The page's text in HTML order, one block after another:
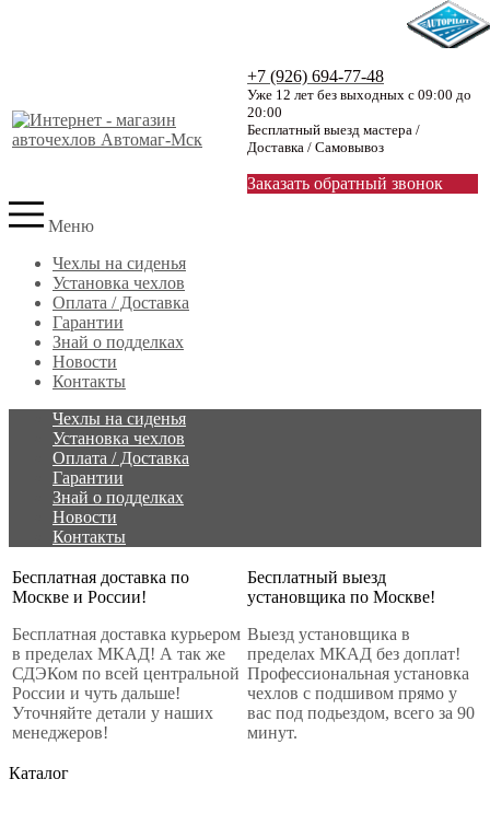
+7 (926) 694-77-48
Уже 12 лет без выходных с 09:00 до
20:00
Бесплатный выезд мастера /
Доставка / Самовывоз
Заказать обратный звонок
Меню
Чехлы на сиденья
Установка чехлов
Оплата / Доставка
Гарантии
Знай о подделках
Новости
Контакты
Чехлы на сиденья
Установка чехлов
Оплата / Доставка
Гарантии
Знай о подделках
Новости
Контакты
Бесплатная доставка по
Москве и России!
Бесплатная доставка курьером
в пределах МКАД! А так же
СДЭКом по всей центральной
России и чуть дальше!
Уточняйте детали у наших
менеджеров!
Бесплатный выезд
установщика по Москве!
Выезд установщика в
пределах МКАД без доплат!
Профессиональная установка
чехлов с подшивом прямо у
вас под подьездом, всего за 90
минут.
Каталог